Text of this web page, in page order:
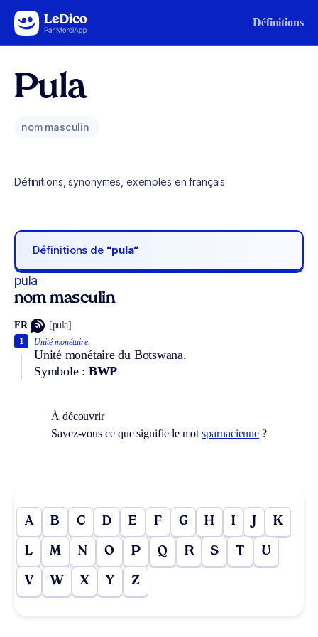
Aller au contenu Définitions
Pula
nom masculin
Définitions, synonymes, exemples en français
Définitions de “pula“
pula
nom masculin
FR [pula]
Unité monétaire.
Unité monétaire du Botswana.
Symbole : BWP
1
À découvrir
Savez-vous ce que signifie le motsparnacienne ?
A B C D E F G H I J K
L M N O P Q R S T U
V W X Y Z